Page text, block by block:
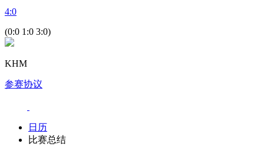
4:0
(0:0 1:0 3:0)
KHM
参赛协议
日历
比赛总结